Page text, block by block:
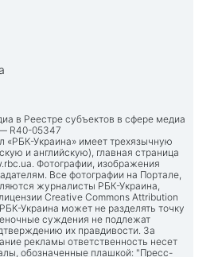
в Реестре субъектов в сфере медиа
R40-05347
«РБК-Украина» имеет трехязычную
и английскую), главная страница
. Фотографии, изображения
Все фотографии на Портале,
журналисты РБК-Украина,
Creative Commons Attribution
Украина может не разделять точку
суждения не подлежат
их правдивости. За
рекламы ответственность несет
обозначенные плашкой: "Пресс-